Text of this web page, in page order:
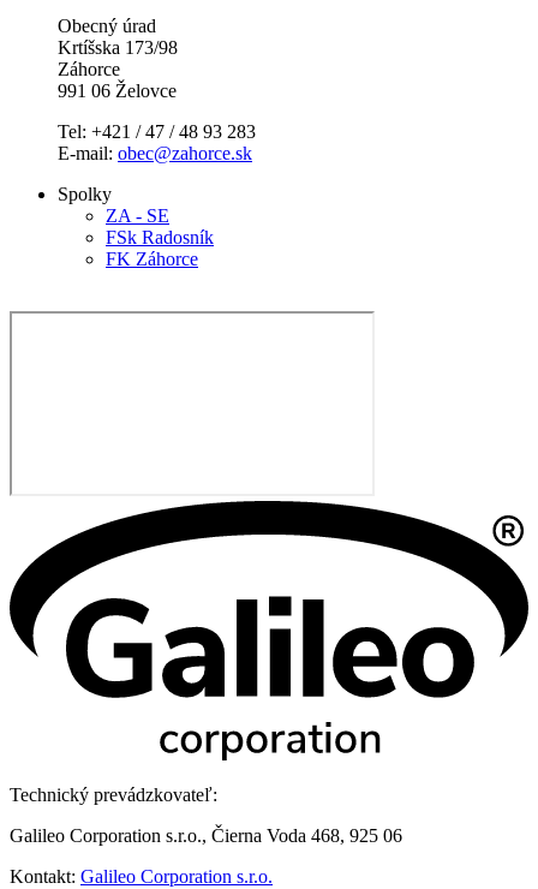
Obecný úrad
Krtíšska 173/98
Záhorce
991 06 Želovce
Tel: +421 / 47 / 48 93 283
E-mail: obec@zahorce.sk
Spolky
ZA - SE
FSk Radosník
FK Záhorce
Technický prevádzkovateľ:
Galileo Corporation s.r.o., Čierna Voda 468, 925 06
Kontakt: Galileo Corporation s.r.o.